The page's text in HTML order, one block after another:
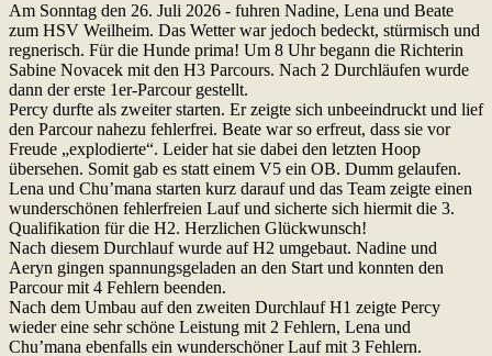
Am Sonntag den 26. Juli 2026 - fuhren Nadine, Lena und Beate
zum HSV Weilheim. Das Wetter war jedoch bedeckt, stürmisch und
regnerisch. Für die Hunde prima! Um 8 Uhr begann die Richterin
Sabine Novacek mit den H3 Parcours. Nach 2 Durchläufen wurde
dann der erste 1er-Parcour gestellt.
Percy durfte als zweiter starten. Er zeigte sich unbeeindruckt und lief
den Parcour nahezu fehlerfrei. Beate war so erfreut, dass sie vor
Freude „explodierte“. Leider hat sie dabei den letzten Hoop
übersehen. Somit gab es statt einem V5 ein OB. Dumm gelaufen.
Lena und Chu’mana starten kurz darauf und das Team zeigte einen
wunderschönen fehlerfreien Lauf und sicherte sich hiermit die 3.
Qualifikation für die H2. Herzlichen Glückwunsch!
Nach diesem Durchlauf wurde auf H2 umgebaut. Nadine und
Aeryn gingen spannungsgeladen an den Start und konnten den
Parcour mit 4 Fehlern beenden.
Nach dem Umbau auf den zweiten Durchlauf H1 zeigte Percy
wieder eine sehr schöne Leistung mit 2 Fehlern, Lena und
Chu’mana ebenfalls ein wunderschöner Lauf mit 3 Fehlern.